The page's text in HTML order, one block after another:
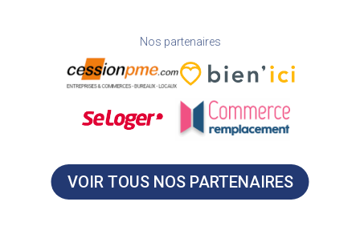
Nos partenaires
VOIR TOUS NOS PARTENAIRES